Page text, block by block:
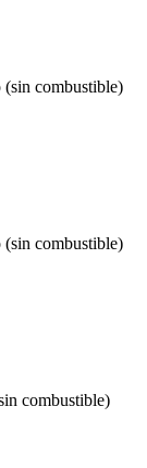
(sin combustible)
(sin combustible)
combustible)